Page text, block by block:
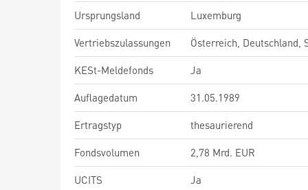
Ursprungsland
Luxemburg
Vertriebszulassungen
Österreich, Deutschland,
KESt-Meldefonds
Ja
Auflagedatum
31.05.1989
Ertragstyp
thesaurierend
Fondsvolumen
2,78 Mrd. EUR
UCITS
Ja